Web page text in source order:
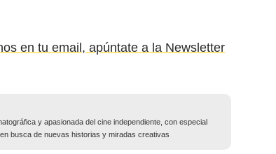
en tu email, apúntate a la Newsletter
y apasionada del cine independiente, con especial
busca de nuevas historias y miradas creativas